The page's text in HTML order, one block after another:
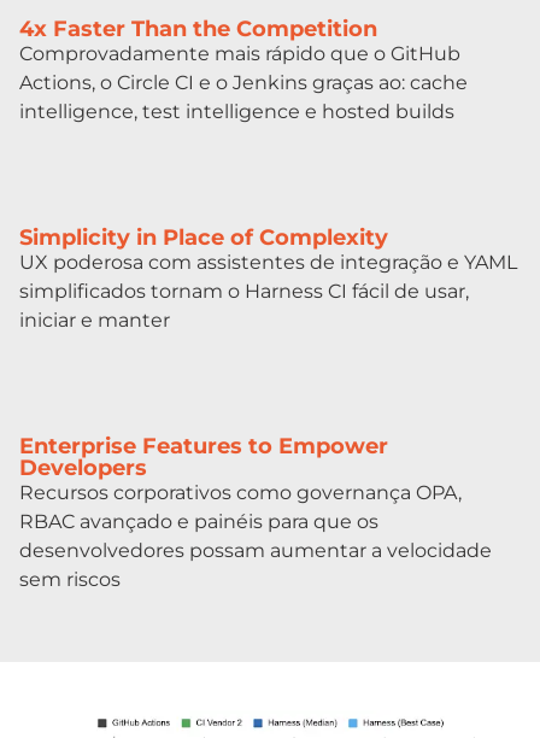
4x Faster Than the Competition
Comprovadamente mais rápido que o GitHub
Actions, o Circle CI e o Jenkins graças ao: cache
intelligence, test intelligence e hosted builds
Simplicity in Place of Complexity
UX poderosa com assistentes de integração e YAML
simplificados tornam o Harness CI fácil de usar,
iniciar e manter
Enterprise Features to Empower
Developers
Recursos corporativos como governança OPA,
RBAC avançado e painéis para que os
desenvolvedores possam aumentar a velocidade
sem riscos